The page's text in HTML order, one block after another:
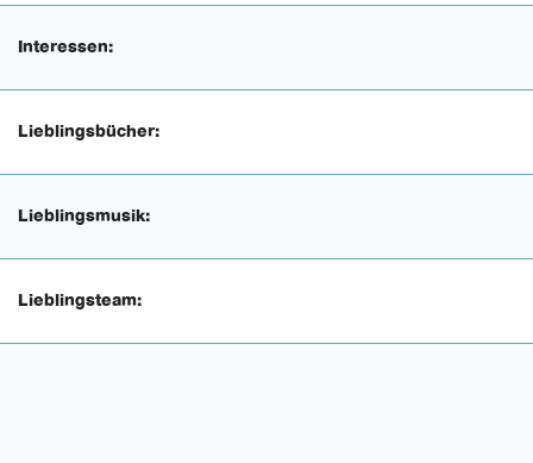
Interessen:
Lieblingsbücher:
Lieblingsmusik:
Lieblingsteam: